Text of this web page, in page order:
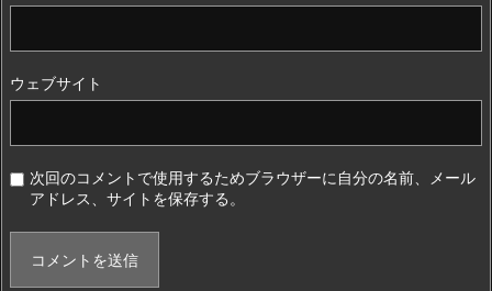
ウェブサイト
次回のコメントで使用するためブラウザーに自分の名前、メール
アドレス、サイトを保存する。